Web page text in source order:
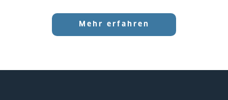
Mehr erfahren